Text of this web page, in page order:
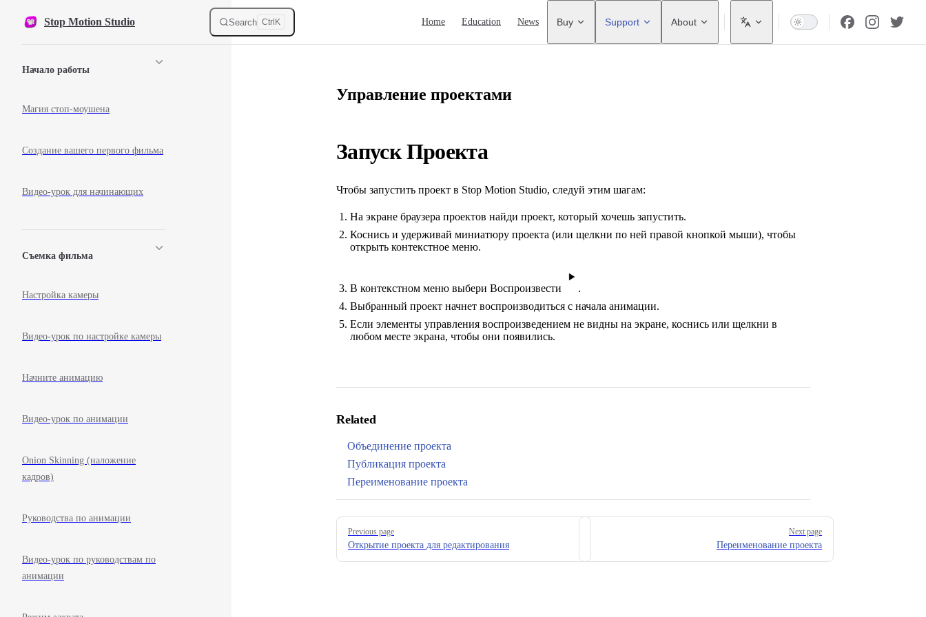
Skip to content
Stop Motion Studio Search Ctrl K Home Education News Buy Support About
Начало работы
Магия стоп-моушена
Создание вашего первого фильма
Видео-урок для начинающих
Съемка фильма
Настройка камеры
Видео-урок по настройке камеры
Начните анимацию
Видео-урок по анимации
Onion Skinning (наложение
кадров)
Руководства по анимации
Видео-урок по руководствам по
анимации
Управление проектами
Запуск Проекта
Чтобы запустить проект в Stop Motion Studio, следуй этим шагам:
На экране браузера проектов найди проект, который хочешь запустить.
Коснись и удерживай миниатюру проекта (или щелкни по ней правой кнопкой мыши), чтобы
открыть контекстное меню.
В контекстном меню выбери Воспроизвести
.
Выбранный проект начнет воспроизводиться с начала анимации.
Если элементы управления воспроизведением не видны на экране, коснись или щелкни в
любом месте экрана, чтобы они появились.
Related
Объединение проекта
Публикация проекта
Переименование проекта
Pager
Previous page
Открытие проекта для редактирования
Next page
Переименование проекта